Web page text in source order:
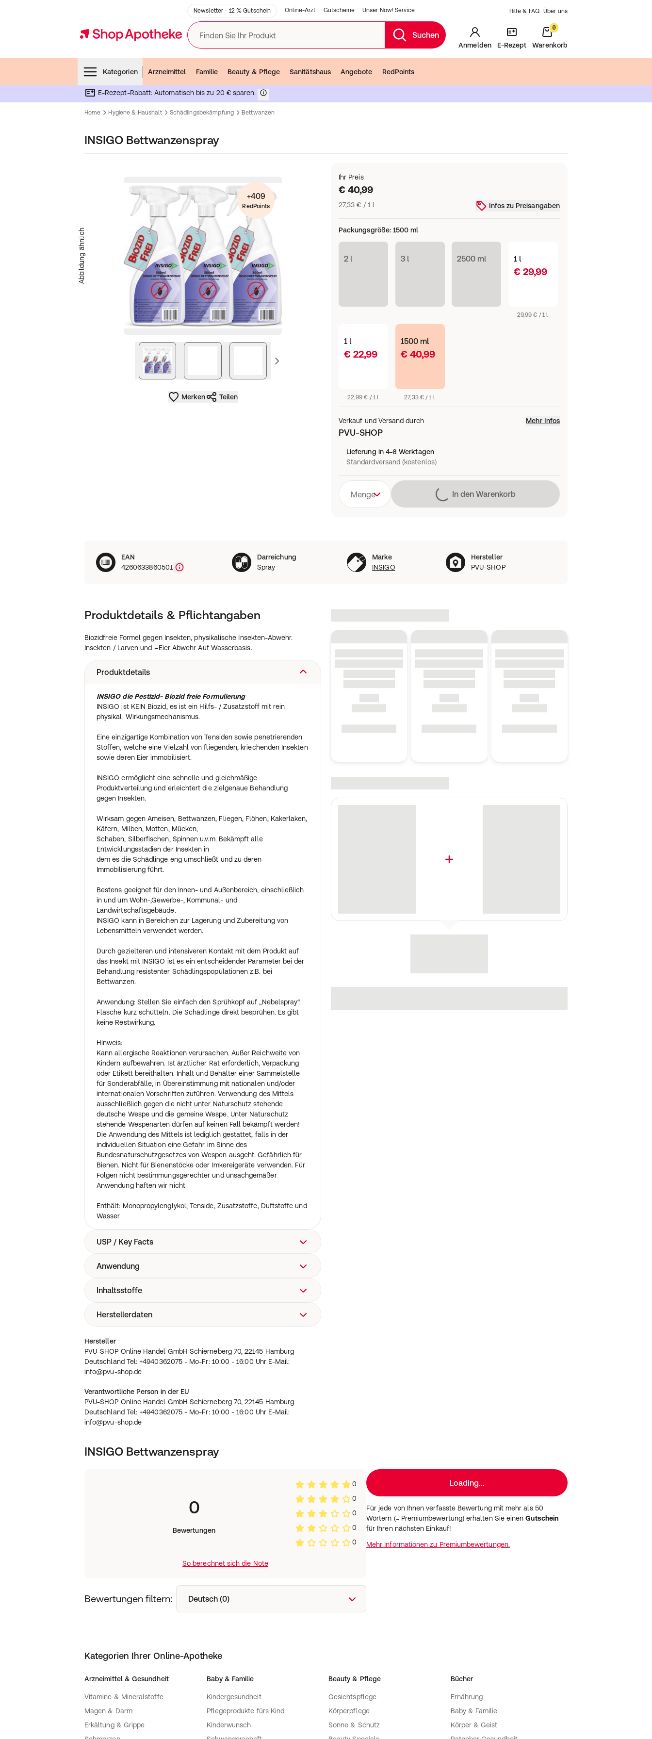
Newsletter - 12 % Gutschein Online-Arzt Gutscheine Unser Now! Service Hilfe & FAQ Über uns
Finden Sie Ihr Produkt Suchen
Anmelden E-Rezept
0
Warenkorb
Kategorien
Arzneimittel Familie Beauty & Pflege Sanitätshaus Angebote RedPoints
E-Rezept-Rabatt: Automatisch bis zu 20 € sparen.
Home Hygiene & Haushalt Schädlingsbekämpfung Bettwanzen
INSIGO Bettwanzenspray
Abbildung ähnlich
nächstes Bild vorheriges Bild
+409
RedPoints
Merken Teilen
Ihr Preis
€ 40,99
27,33 € / 1 l Infos zu Preisangaben
Packungsgröße:1500 ml
2 l 3 l 2500 ml 1 l
€ 29,99
29,99 € / 1 l
1 l
€ 22,99
22,99 € / 1 l
1500 ml
€ 40,99
27,33 € / 1 l
Verkauf und Versand durch Mehr Infos
PVU-SHOP
Lieferung in 4-6 Werktagen
Standardversand (kostenlos)
Menge LädtIn den Warenkorb
EAN
4260633860501
Darreichung
Spray
Marke
INSIGO
Hersteller
PVU-SHOP
Produktdetails & Pflichtangaben
Biozidfreie Formel gegen Insekten, physikalische Insekten-Abwehr.
Insekten / Larven und –Eier Abwehr Auf Wasserbasis.
Produktdetails
INSIGO die Pestizid- Biozid freie Formulierung
INSIGO ist KEIN Biozid, es ist ein Hilfs- / Zusatzstoff mit rein
physikal. Wirkungsmechanismus.
Eine einzigartige Kombination von Tensiden sowie penetrierenden
Stoffen, welche eine Vielzahl von fliegenden, kriechenden Insekten
sowie deren Eier immobilisiert.
INSIGO ermöglicht eine schnelle und gleichmäßige
Produktverteilung und erleichtert die zielgenaue Behandlung
gegen Insekten.
Wirksam gegen Ameisen, Bettwanzen, Fliegen, Flöhen, Kakerlaken,
Käfern, Milben, Motten, Mücken,
Schaben, Silberfischen, Spinnen u.v.m. Bekämpft alle
Entwicklungsstadien der Insekten in
dem es die Schädlinge eng umschließt und zu deren
Immobilisierung führt.
Bestens geeignet für den Innen- und Außenbereich, einschließlich
in und um Wohn-,Gewerbe-, Kommunal- und
Landwirtschaftsgebäude.
INSIGO kann in Bereichen zur Lagerung und Zubereitung von
Lebensmitteln verwendet werden.
Durch gezielteren und intensiveren Kontakt mit dem Produkt auf
das Insekt mit INSIGO ist es ein entscheidender Parameter bei der
Behandlung resistenter Schädlingspopulationen z.B. bei
Bettwanzen.
Anwendung: Stellen Sie einfach den Sprühkopf auf „Nebelspray“.
Flasche kurz schütteln. Die Schädlinge direkt besprühen. Es gibt
keine Restwirkung.
Hinweis:
Kann allergische Reaktionen verursachen. Außer Reichweite von
Kindern aufbewahren. Ist ärztlicher Rat erforderlich, Verpackung
oder Etikett bereithalten. Inhalt und Behälter einer Sammelstelle
für Sonderabfälle, in Übereinstimmung mit nationalen und/oder
internationalen Vorschriften zuführen. Verwendung des Mittels
ausschließlich gegen die nicht unter Naturschutz stehende
deutsche Wespe und die gemeine Wespe. Unter Naturschutz
stehende Wespenarten dürfen auf keinen Fall bekämpft werden!
Die Anwendung des Mittels ist lediglich gestattet, falls in der
individuellen Situation eine Gefahr im Sinne des
Bundesnaturschutzgesetzes von Wespen ausgeht. Gefährlich für
Bienen. Nicht für Bienenstöcke oder Imkereigeräte verwenden. Für
Folgen nicht bestimmungsgerechter und unsachgemäßer
Anwendung haften wir nicht
Enthält: Monopropylenglykol, Tenside, Zusatzstoffe, Duftstoffe und
Wasser
USP / Key Facts
Biozidfreie Formulierung
Fleckenfreies Sprühen, unmittelbares Ergebnis
geruchsarmes Mittel mit Schnell- und Direktwirkung
Einzigartige Formulierung verhindert die Ei- und Larvenentwicklung
Anwendung
Stellen Sie einfach den Sprühkopf auf „Nebelspray“. Flasche kurz
Restwirkung.
Inhaltsstoffe
PROPYLENE GLYCOL (CAS-Nr.: 57-55-6 ), Reaktionsmasse aus 5-
Herstellerdaten
PVU-SHOP Online Handel GmbH Schierneberg 70, 22145 Hamburg
Deutschland Tel: +4940362075 - Mo-Fr: 10:00 - 16:00 Uhr E-Mail:
info@pvu-shop.de
Hersteller
PVU-SHOP Online Handel GmbH Schierneberg 70, 22145 Hamburg
Deutschland Tel: +4940362075 - Mo-Fr: 10:00 - 16:00 Uhr E-Mail:
info@pvu-shop.de
Verantwortliche Person in der EU
PVU-SHOP Online Handel GmbH Schierneberg 70, 22145 Hamburg
Deutschland Tel: +4940362075 - Mo-Fr: 10:00 - 16:00 Uhr E-Mail:
info@pvu-shop.de
INSIGO Bettwanzenspray
0
Bewertungen
0
0
0
0
0
So berechnet sich die Note
Bewertungen filtern: Deutsch (0)
Loading...
Für jede von Ihnen verfasste Bewertung mit mehr als 50
Wörtern (= Premiumbewertung) erhalten Sie einenGutschein
für Ihren nächsten Einkauf!
Mehr Informationen zu Premiumbewertungen.
Kategorien Ihrer Online-Apotheke
Arzneimittel & Gesundheit
Vitamine & Mineralstoffe
Magen & Darm
Erkältung & Grippe
Baby & Familie
Kindergesundheit
Pflegeprodukte fürs Kind
Kinderwunsch
Beauty & Pflege
Gesichtspflege
Körperpflege
Sonne & Schutz
Bücher
Ernährung
Baby & Familie
Körper & Geist